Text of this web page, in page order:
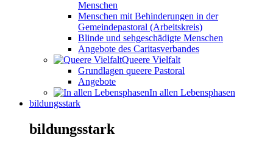
Menschen
Menschen mit Behinderungen in der
Gemeindepastoral (Arbeitskreis)
Blinde und sehgeschädigte Menschen
Angebote des Caritasverbandes
Queere Vielfalt
Grundlagen queere Pastoral
Angebote
In allen Lebensphasen
bildungsstark
bildungsstark